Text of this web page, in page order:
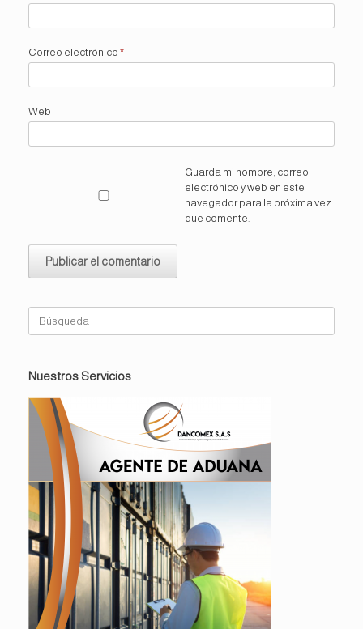
Correo electrónico *
Web
Guarda mi nombre, correo
electrónico y web en este
navegador para la próxima vez
que comente.
Nuestros Servicios